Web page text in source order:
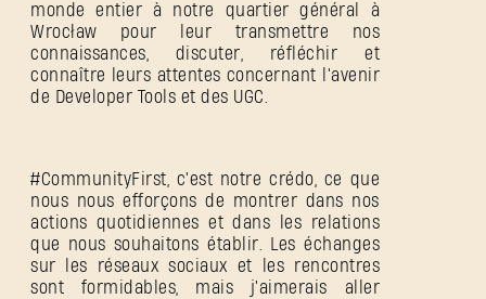
monde entier à notre quartier général à
Wrocław pour leur transmettre nos
connaissances, discuter, réfléchir et
connaître leurs attentes concernant l'avenir
de Developer Tools et des UGC.
#CommunityFirst, c'est notre crédo, ce que
nous nous efforçons de montrer dans nos
actions quotidiennes et dans les relations
que nous souhaitons établir. Les échanges
sur les réseaux sociaux et les rencontres
sont formidables, mais j'aimerais aller